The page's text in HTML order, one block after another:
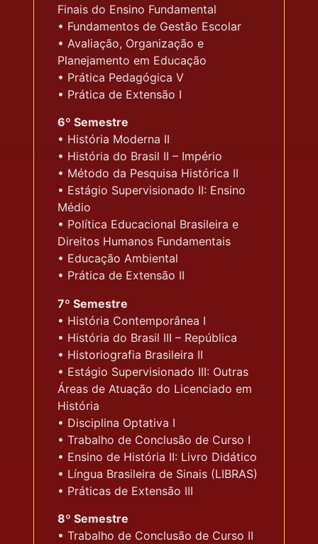
Finais do Ensino Fundamental
• Fundamentos de Gestão Escolar
• Avaliação, Organização e
Planejamento em Educação
• Prática Pedagógica V
• Prática de Extensão I
6º Semestre
• História Moderna II
• História do Brasil II – Império
• Método da Pesquisa Histórica II
• Estágio Supervisionado II: Ensino
Médio
• Política Educacional Brasileira e
Direitos Humanos Fundamentais
• Educação Ambiental
• Prática de Extensão II
7º Semestre
• História Contemporânea I
• História do Brasil III – República
• Historiografia Brasileira II
• Estágio Supervisionado III: Outras
Áreas de Atuação do Licenciado em
História
• Disciplina Optativa I
• Trabalho de Conclusão de Curso I
• Ensino de História II: Livro Didático
• Língua Brasileira de Sinais (LIBRAS)
• Práticas de Extensão III
8º Semestre
• Trabalho de Conclusão de Curso II